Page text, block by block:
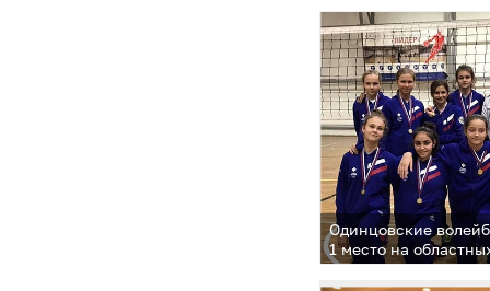
Одинцовские
1 место на